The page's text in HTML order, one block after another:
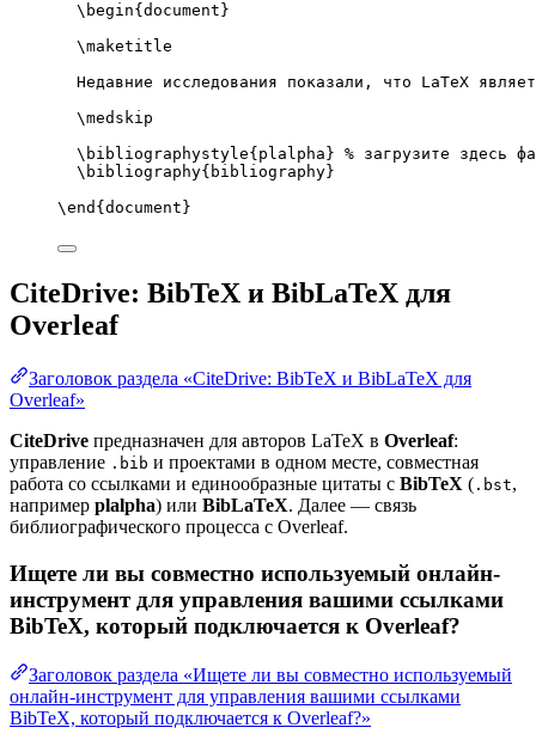
\begin{ document }
\maketitle
Недавние исследования показали, что LaTeX
\medskip
\bibliographystyle{plalpha} % загрузите здесь
\bibliography{bibliography}
\end { document }
CiteDrive: BibTeX и BibLaTeX для
Overleaf
Заголовок раздела «CiteDrive: BibTeX и BibLaTeX для
Overleaf»
CiteDrive предназначен для авторов LaTeX в Overleaf:
управление .bib и проектами в одном месте, совместная
работа со ссылками и единообразные цитаты с BibTeX ( .bst,
например plalpha) или BibLaTeX. Далее — связь
библиографического процесса с Overleaf.
Ищете ли вы совместно используемый онлайн-
инструмент для управления вашими ссылками
BibTeX, который подключается к Overleaf?
Заголовок раздела «Ищете ли вы совместно используемый
онлайн-инструмент для управления вашими ссылками
BibTeX, который подключается к Overleaf?»